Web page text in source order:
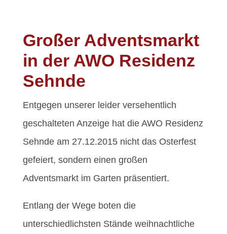
Großer Adventsmarkt
in der AWO Residenz
Sehnde
Entgegen unserer leider versehentlich
geschalteten Anzeige hat die AWO Residenz
Sehnde am 27.12.2015 nicht das Osterfest
gefeiert, sondern einen großen
Adventsmarkt im Garten präsentiert.
Entlang der Wege boten die
unterschiedlichsten Stände weihnachtliche